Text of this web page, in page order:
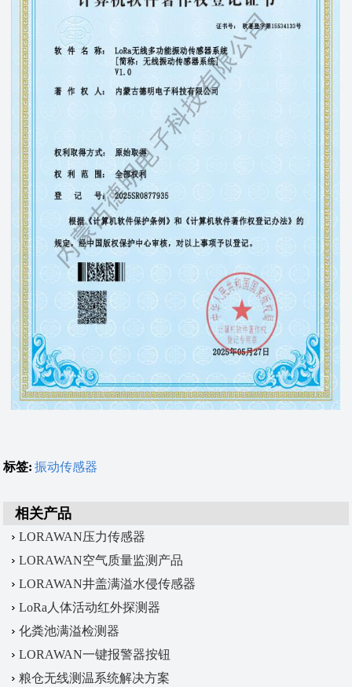
标签: 振动传感器
相关产品
LORAWAN压力传感器
LORAWAN空气质量监测产品
LORAWAN井盖满溢水侵传感器
LoRa人体活动红外探测器
化粪池满溢检测器
LORAWAN一键报警器按钮
粮仓无线测温系统解决方案